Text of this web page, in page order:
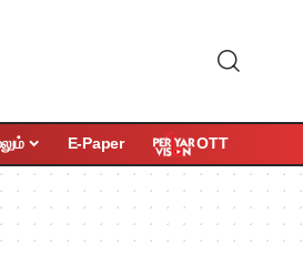
E-Paper OTT